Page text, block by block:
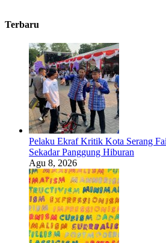
Terbaru
Pelaku Ekraf Kritik Kota Serang
Sekadar Panggung Hiburan
Agu 8, 2026